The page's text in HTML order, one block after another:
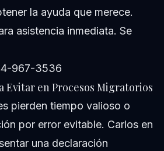
la ayuda que merece.
asistencia inmediata. Se
967-3536
Evitar en Procesos Migratorios
pierden tiempo valioso o
por error evitable. Carlos en
una declaración